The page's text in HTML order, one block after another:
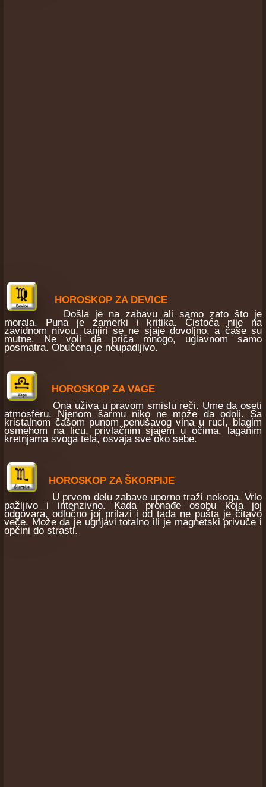
HOROSKOP ZA DEVICE
Došla je na zabavu ali samo zato što je
morala. Puna je zamerki i kritika. Čistoća nije na
zavidnom nivou, tanjiri se ne sjaje dovoljno, a čaše su
mutne. Ne voli da priča mnogo, uglavnom samo
posmatra. Obučena je neupadljivo.
HOROSKOP ZA VAGE
Ona uživa u pravom smislu reči. Ume da oseti
atmosferu. Njenom šarmu niko ne može da odoli. Sa
kristalnom čašom punom penušavog vina u ruci, blagim
osmehom na licu, privlačnim sjajem u očima, laganim
kretnjama svoga tela, osvaja sve oko sebe.
HOROSKOP ZA ŠKORPIJE
U prvom delu zabave uporno traži nekoga. Vrlo
pažljivo i intenzivno. Kada pronađe osobu koja joj
odgovara, odlučno joj prilazi i od tada ne pušta je čitavo
veče. Može da je ugnjavi totalno ili je magnetski privuče i
opčini do strasti.